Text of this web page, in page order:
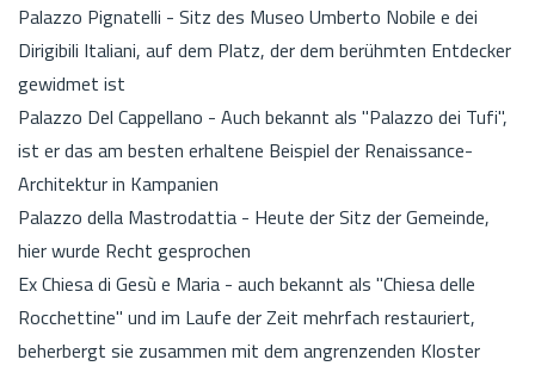
Palazzo Pignatelli - Sitz des Museo Umberto Nobile e dei
Dirigibili Italiani, auf dem Platz, der dem berühmten Entdecker
gewidmet ist
Palazzo Del Cappellano - Auch bekannt als "Palazzo dei Tufi",
ist er das am besten erhaltene Beispiel der Renaissance-
Architektur in Kampanien
Palazzo della Mastrodattia - Heute der Sitz der Gemeinde,
hier wurde Recht gesprochen
Ex Chiesa di Gesù e Maria - auch bekannt als "Chiesa delle
Rocchettine" und im Laufe der Zeit mehrfach restauriert,
beherbergt sie zusammen mit dem angrenzenden Kloster